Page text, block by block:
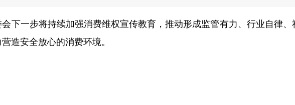
下一步将持续加强消费维权宣传教育，推动形成监管有力、行业自律、
造安全放心的消费环境。